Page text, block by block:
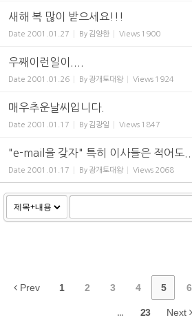
새해 복 많이 받으세요!!!
Date 2001.01.27 By 김양한 Views 1900
우째이런일이....
Date 2001.01.26 By 광개토대왕 Views 1924
매우추운날씨입니다.
Date 2001.01.17 By 김광일 Views 1847
"e-mail을 갖자" 특히 이사들은 적어도...
Date 2001.01.17 By 광개토대왕 Views 2068
Prev 1 2 3 4 5 6
... 23 Next